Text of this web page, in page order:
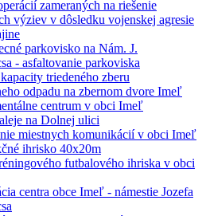
zameraných na riešenie
výziev v dôsledku vojenskej agresie
parkovisko na Nám. J.
- asfaltovanie parkoviska
triedeného zberu
odpadu na zbernom dvore Imeľ
centrum v obci Imeľ
na Dolnej ulici
miestnych komunikácií v obci Imeľ
ihrisko 40x20m
futbalového ihriska v obci
centra obce Imeľ - námestie Jozefa